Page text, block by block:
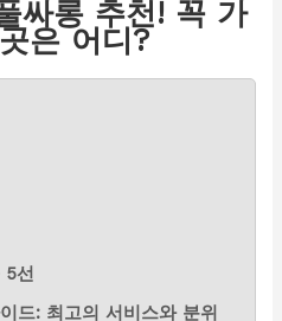
싸롱 추천! 꼭 가
은 어디?
5선
드: 최고의 서비스와 분위